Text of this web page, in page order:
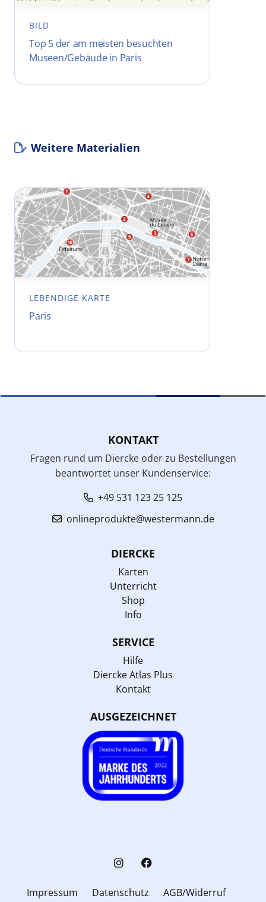
BILD
Top 5 der am meisten besuchten
Museen/Gebäude in Paris
Weitere Materialien
LEBENDIGE KARTE
Paris
KONTAKT
Fragen rund um Diercke oder zu Bestellungen
beantwortet unser Kundenservice:
+49 531 123 25 125
onlineprodukte@westermann.de
DIERCKE
Karten
Unterricht
Shop
Info
SERVICE
Hilfe
Diercke Atlas Plus
Kontakt
AUSGEZEICHNET
Impressum Datenschutz
AGB/Widerruf